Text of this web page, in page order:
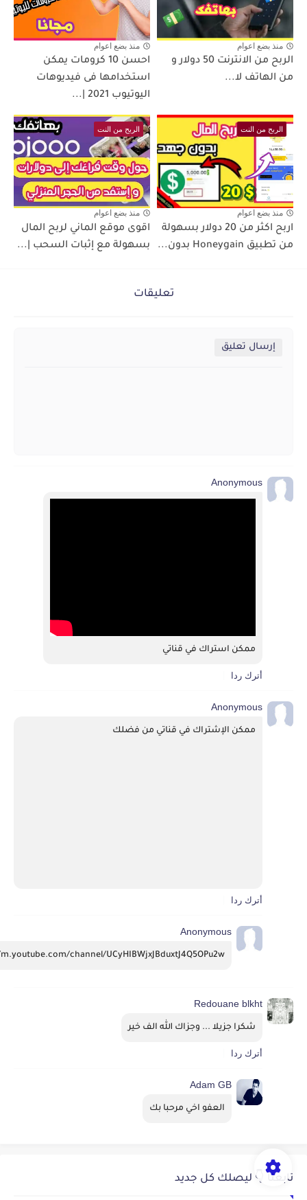
منذ بضع اعوام
الربح من الانترنت 50 دولار و
من الهاتف لا...
منذ بضع اعوام
احسن 10 كرومات يمكن
استخدامها فى فيديوهات
اليوتيوب 2021 |...
الربح من النت
منذ بضع اعوام
اربح اكثر من 20 دولار بسهولة
من تطبيق Honeygain بدون...
الربح من النت
منذ بضع اعوام
اقوى موقع الماني لربح المال
بسهولة مع إثبات السحب |...
تعليقات
إرسال تعليق
Anonymous
ممكن استراك في قناتي
أترك ردا
Anonymous
ممكن الإشتراك في قناتي من فضلك
أترك ردا
Anonymous
channel/UCyHIBWjxJBduxtJ4Q5OPu2w
Redouane blkht
شكرا جزيلا ... وجزاك الله الف خير
أترك ردا
Adam GB
العفو اخي مرحبا بك
تابعنا 👇 ليصلك كل جديد